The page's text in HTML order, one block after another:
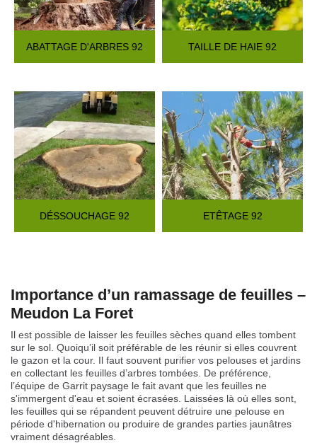
ABATTAGE D'ARBRES 92 TAILLE DE HAIE 92
DÉSSOUCHAGE 92 ETÊTAGE 92
Importance d’un ramassage de feuilles –
Meudon La Foret
Il est possible de laisser les feuilles sèches quand elles tombent
sur le sol. Quoiqu’il soit préférable de les réunir si elles couvrent
le gazon et la cour. Il faut souvent purifier vos pelouses et jardins
en collectant les feuilles d’arbres tombées. De préférence,
l’équipe de Garrit paysage le fait avant que les feuilles ne
s'immergent d'eau et soient écrasées. Laissées là où elles sont,
les feuilles qui se répandent peuvent détruire une pelouse en
période d'hibernation ou produire de grandes parties jaunâtres
vraiment désagréables.